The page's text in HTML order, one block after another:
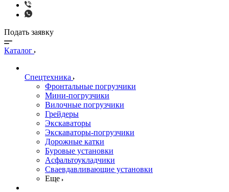
Подать заявку
Каталог
Спецтехника
Фронтальные погрузчики
Мини-погрузчики
Вилочные погрузчики
Грейдеры
Экскаваторы
Экскаваторы-погрузчики
Дорожные катки
Буровые установки
Асфальтоукладчики
Сваевдавливающие установки
Еще